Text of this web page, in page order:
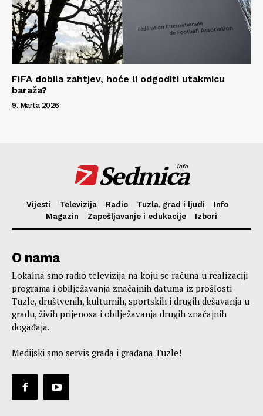
FIFA dobila zahtjev, hoće li odgoditi utakmicu
baraža?
9. Marta 2026.
Sedmica
info
Vijesti Televizija Radio Tuzla, grad i ljudi
Info
Magazin
Zapošljavanje i edukacije Izbori
O nama
Lokalna smo radio televizija na koju se računa u realizaciji
programa i obilježavanja značajnih datuma iz prošlosti
Tuzle, društvenih, kulturnih, sportskih i drugih dešavanja u
gradu, živih prijenosa i obilježavanja drugih značajnih
događaja.
Medijski smo servis grada i građana Tuzle!